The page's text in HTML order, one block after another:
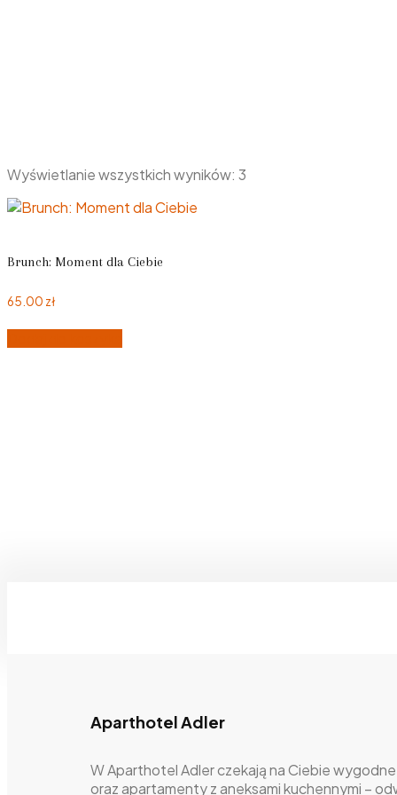
Wyświetlanie wszystkich wyników: 3
Brunch: Moment dla Ciebie
65.00 zł
Aparthotel Adler
W Aparthotel Adler czekają na Ciebie
oraz apartamenty z aneksami kuchennymi –